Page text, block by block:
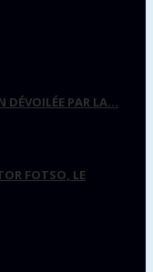
DÉVOILÉE PAR LA...
FOTSO, LE